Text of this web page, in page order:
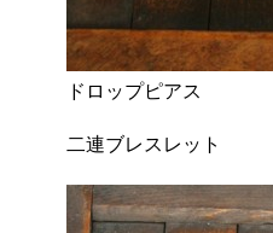
ドロップピアス
二連ブレスレット